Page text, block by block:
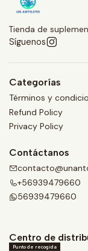
Tienda de
Síguenos
Categorías
Términos y
Refund Policy
Privacy Policy
Contáctanos
+56939479660
56939479660
Centro de
Punto de recogida